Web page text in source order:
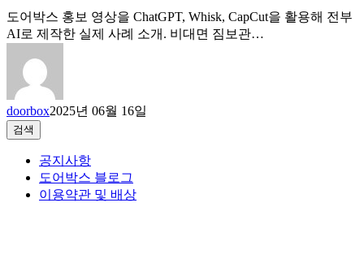
도어박스 홍보 영상을 ChatGPT, Whisk, CapCut을 활용해 전부
AI로 제작한 실제 사례 소개. 비대면 짐보관…
doorbox2025년 06월 16일
검
색
검색
공지사항
도어박스 블로그
이용약관 및 배상